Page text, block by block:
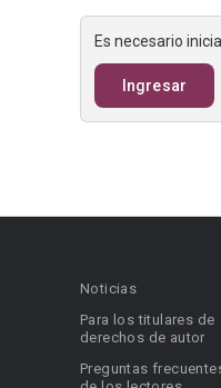
Es necesario
Ingresar
Noticias
Para los titulares de
derechos de autor
Preguntas